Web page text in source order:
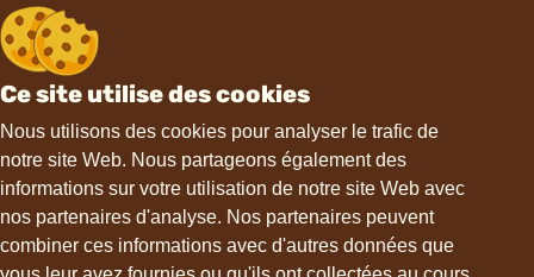
Ce site utilise des cookies
Nous utilisons des cookies pour analyser le trafic de
notre site Web. Nous partageons également des
informations sur votre utilisation de notre site Web avec
nos partenaires d'analyse. Nos partenaires peuvent
combiner ces informations avec d'autres données que
Contact
hello@choviva.com